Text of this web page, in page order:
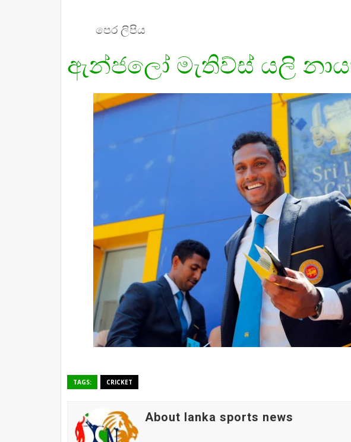
පෙර ලිපිය
ඇන්ජලෝ මැතිව්ස් යලි
TAGS: CRICKET
About lanka sports news